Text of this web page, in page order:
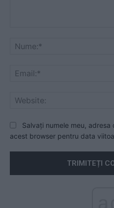
Salvați numele meu,
acest browser pentru data